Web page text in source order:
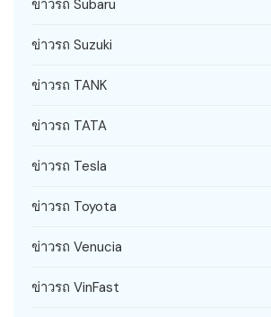
ข่าวรถ Subaru
ข่าวรถ Suzuki
ข่าวรถ TANK
ข่าวรถ TATA
ข่าวรถ Tesla
ข่าวรถ Toyota
ข่าวรถ Venucia
ข่าวรถ VinFast